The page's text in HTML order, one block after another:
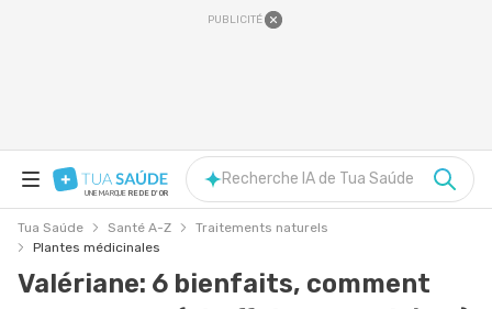
PUBLICITÉ
UNE MARQUE REDE D'OR
Recherche IA de Tua Saúde
Tua Saúde Santé A-Z
Traitements naturels
Plantes médicinales
Valériane: 6 bienfaits, comment